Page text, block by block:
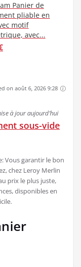
Panier de
pliable en
motif
avec...
on août 6, 2026 9:28
à jour aujourd’hui
sous-vide
Vous garantir le bon
chez Leroy Merlin
prix le plus juste,
disponibles en